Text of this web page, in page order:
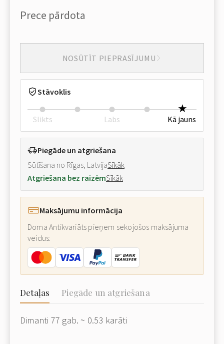
Prece pārdota
NOSŪTĪT PIEPRASĪJUMU
Stāvoklis
Slikts Labs Kā jauns
Piegāde un atgriešana
Sūtīšana no Rīgas, LatvijaSīkāk
Atgriešana bez raizēmSīkāk
Maksājumu informācija
Doma Antikvariāts pieņem sekojošos maksājuma
veidus:
Detaļas Piegāde un atgriešana
Dimanti 77 gab. ~ 0.53 karāti